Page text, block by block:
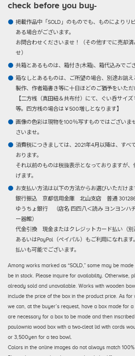
check before you buy-
掲載作品中「SOLD」のものでも、ものによりリ
ある場合がございます。
お問合わせくださいませ！（その他すでに売却
せ）
共箱とあるものは、箱付き(木箱)、箱代込みでござ
箱なしとあるものは、ご所望の場合、別途お誂え
製作、作者箱書き等に十日ほどのご猶予をいただ
【二方桟（真田紐＆共布付）にて、ぐい呑サイ
等。四方桟の場合は￥500増しとなります】
画像の色彩は現物を100％写すものではございま
さいませ。
消費税につきましては、2021年4月以降は、すべ
おります。
それ以前のものは税抜表示となっておりますが
げます。
お支払い方法は以下の方法からお選びいただけま
銀行振込京都信用金庫 北山支店 普通
ゆうちょ銀行 （店名 四四八＜読み ヨンヨン
ー器館）
代金引換現金またはクレジットカード払い（別
あるいはPayPal（ペイパル）もご利用になれま
払いも可能でございます。
Among works marked as “SOLD,” some may be
be in stock. Please inquire for availability. Otherwise,
already sold and unavailable. Works with wooden
include the price of the box in the product price. As for
we can, at the buyer’s request, have a box made for
are necessary for a box to be made and then
paulownia wood box with a two-cleat lid with cords
or 3,500yen for a tea bowl.
Colors in the online images do not always match